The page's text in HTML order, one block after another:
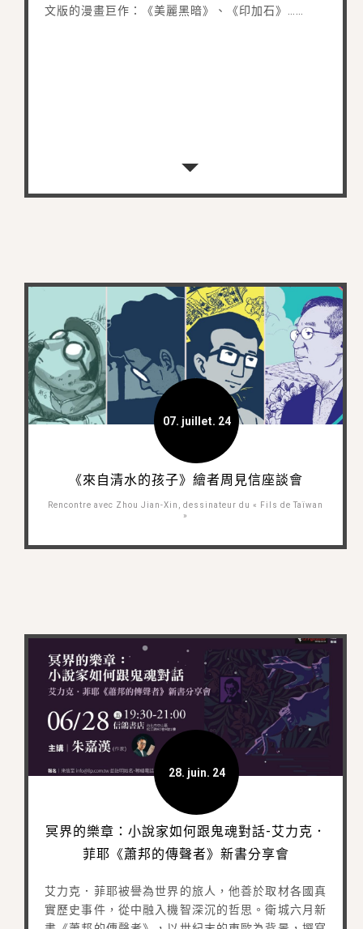
文版的漫畫巨作：《美麗黑暗》、《印加石》……
07. juillet. 24
《來自清水的孩子》繪者周見信座談會
Rencontre avec Zhou Jian-Xin, dessinateur du « Fils de Taïwan
»
28. juin. 24
冥界的樂章：小說家如何跟鬼魂對話-艾力克．
菲耶《蕭邦的傳聲者》新書分享會
艾力克．菲耶被譽為世界的旅人，他善於取材各國真
實歷史事件，從中融入機智深沉的哲思。衛城六月新